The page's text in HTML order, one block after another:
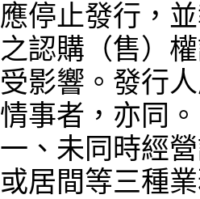
應停止發行，
之認購（售）
受影響。發行
情事者，亦同。
一、未同時經
或居間等三種